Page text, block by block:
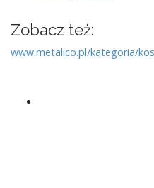
Zobacz też:
www.metalico.pl/kategoria/